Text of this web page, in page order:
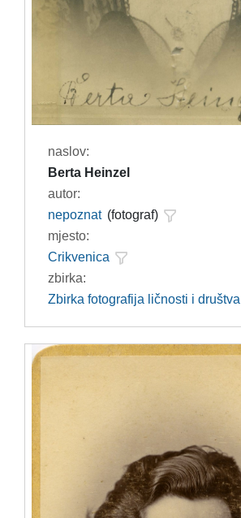
naslov:
Berta Heinzel
autor:
nepoznat (fotograf)
mjesto:
Crikvenica
zbirka:
Zbirka fotografija ličnosti i društva